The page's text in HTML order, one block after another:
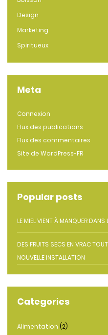
Design
Marketing
Spiritueux
Meta
Connexion
Flux des publications
Flux des commentaires
Site de WordPress-FR
Popular posts
LE MIEL VIENT À MANQUER DANS
DES FRUITS SECS EN VRAC
NOUVELLE INSTALLATION
Categories
Alimentation (2)